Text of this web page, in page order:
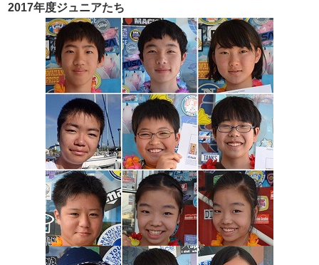
2017年度ジュニアたち